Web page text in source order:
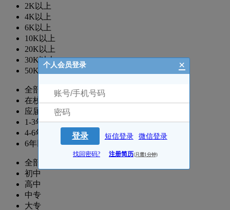
2K以上
4K以上
6K以上
10K以上
20K以上
30K以上
50K以上
全部
在校生
应届生
1-3年
4-6年
6年以上
全部
初中
高中
中专
大专
个人会员登录 ×
登录 短信登录 微信登录
找回密码? 注册简历(只需1分钟)